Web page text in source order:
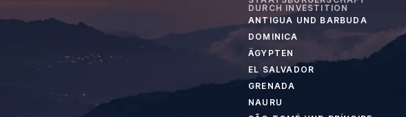
DURCH INVESTITION
ANTIGUA UND BARBUDA
DOMINICA
ÄGYPTEN
EL SALVADOR
GRENADA
NAURU